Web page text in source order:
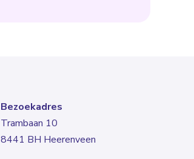
Bezoekadres
Trambaan 10
8441 BH Heerenveen